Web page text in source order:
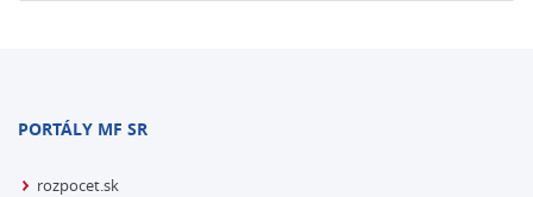
PORTÁLY MF SR
rozpocet.sk